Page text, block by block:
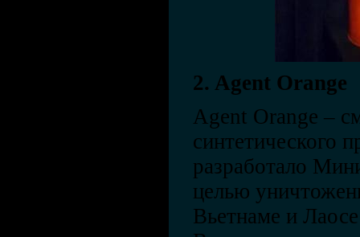
2. Agent Orange
Agent Orange –
синтетического
разработало
целью
Вьетнаме и